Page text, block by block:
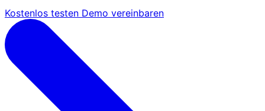
Kostenlos testen Demo vereinbaren